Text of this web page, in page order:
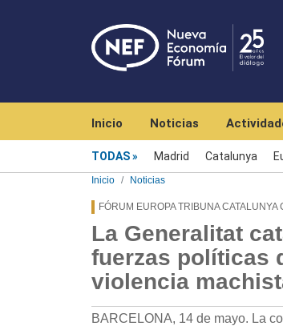
Inicio Noticias
TODAS Madrid Catalunya
Inicio Noticias
FÓRUM EUROPA TRIBUNA
La Generalitat
fuerzas políticas
violencia
BARCELONA, 14 de mayo. La